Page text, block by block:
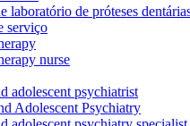
laboratório de próteses
serviço
nurse
adolescent psychiatrist
Adolescent Psychiatry